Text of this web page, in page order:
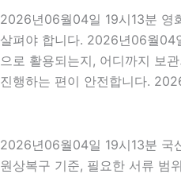
2026년06월04일 19시13분 영
살펴야 합니다. 2026년06월04
으로 활용되는지, 어디까지 보
진행하는 편이 안전합니다.
2026년06월04일 19시13분 국
원상복구 기준, 필요한 서류 범